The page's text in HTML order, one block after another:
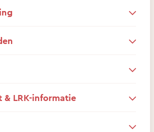
& LRK-informatie